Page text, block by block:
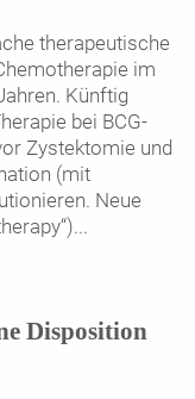
therapeutische
im
Künftig
bei BCG-
Zystektomie und
(mit
Neue
...
Disposition